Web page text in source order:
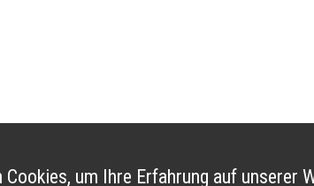
Cookies, um Ihre Erfahrung auf unserer